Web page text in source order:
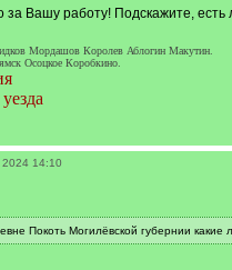
за Вашу работу! Подскажите,
Мордашов Королев Аблогин Макутин.
Осоцкое Коробкино.
14:10
Покоть Могилёвской губернии